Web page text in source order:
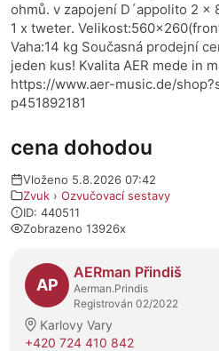
cena dohodou
Vloženo 5.8.2026 07:42
Zvuk › Ozvučovací sestavy
ID: 440511
Zobrazeno 13926x
O prodejci
AP
AERman Přindiš
Aerman.Prindis
Registrován 02/2022
Karlovy Vary
+420 724 410 842
ohmů. v zapojení D´appolito 2 x
1 x tweter.
Vaha:14 kg Současná prodejní
jeden kus! Kvalita AER mede in
https://www.aer-music.de/
p451892181